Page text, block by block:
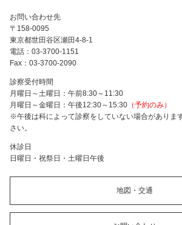
お問い合わせ先
〒158-0095
東京都世田谷区瀬田4-8-1
電話：03-3700-1151
Fax：03-3700-2090
診察受付時間
月曜日～土曜日：午前8:30～11:30
月曜日～金曜日：午後12:30～15:30 （予約のみ）
※午後は科によって診察をしていない場合がありま
さい。
休診日
日曜日・祝祭日・土曜日午後
地図・交通